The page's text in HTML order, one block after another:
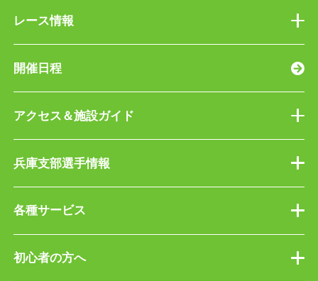
レース情報
開催日程
アクセス＆施設ガイド
兵庫支部選手情報
各種サービス
初心者の方へ